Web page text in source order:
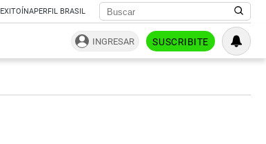
EXITOÍNAPERFIL BRASIL
INGRESAR SUSCRIBITE